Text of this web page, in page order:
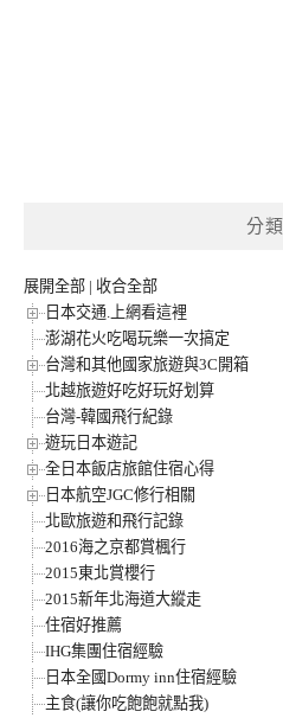
分類
展開全部 | 收合全部
日本交通.上網看這裡
澎湖花火吃喝玩樂一次搞定
台灣和其他國家旅遊與3C開箱
北越旅遊好吃好玩好划算
台灣-韓國飛行紀錄
遊玩日本遊記
全日本飯店旅館住宿心得
日本航空JGC修行相關
北歐旅遊和飛行記錄
2016海之京都賞楓行
2015東北賞櫻行
2015新年北海道大縱走
住宿好推薦
IHG集團住宿經驗
日本全國Dormy inn住宿經驗
主食(讓你吃飽飽就點我)